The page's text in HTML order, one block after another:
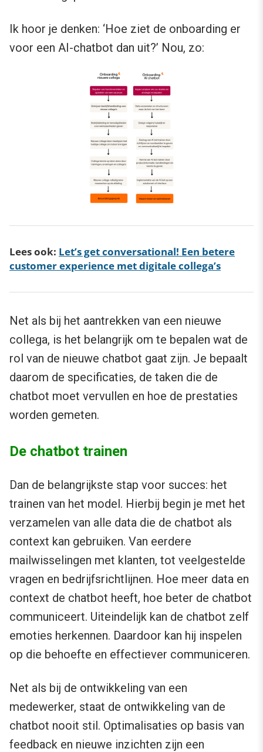
Ik hoor je denken: ‘Hoe ziet de onboarding er
voor een AI-chatbot dan uit?’ Nou, zo:
Lees ook: Let’s get conversational! Een betere
customer experience met digitale collega’s
Net als bij het aantrekken van een nieuwe
collega, is het belangrijk om te bepalen wat de
rol van de nieuwe chatbot gaat zijn. Je bepaalt
daarom de specificaties, de taken die de
chatbot moet vervullen en hoe de prestaties
worden gemeten.
De chatbot trainen
Dan de belangrijkste stap voor succes: het
trainen van het model. Hierbij begin je met het
verzamelen van alle data die de chatbot als
context kan gebruiken. Van eerdere
mailwisselingen met klanten, tot veelgestelde
vragen en bedrijfsrichtlijnen. Hoe meer data en
context de chatbot heeft, hoe beter de chatbot
communiceert. Uiteindelijk kan de chatbot zelf
emoties herkennen. Daardoor kan hij inspelen
op die behoefte en effectiever communiceren.
Net als bij de ontwikkeling van een
medewerker, staat de ontwikkeling van de
chatbot nooit stil. Optimalisaties op basis van
feedback en nieuwe inzichten zijn een